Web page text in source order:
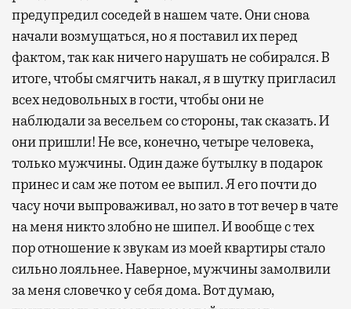
предупредил соседей в нашем чате. Они снова
начали возмущаться, но я поставил их перед
фактом, так как ничего нарушать не собирался. В
итоге, чтобы смягчить накал, я в шутку пригласил
всех недовольных в гости, чтобы они не
наблюдали за весельем со стороны, так сказать. И
они пришли! Не все, конечно, четыре человека,
только мужчины. Один даже бутылку в подарок
принес и сам же потом ее выпил. Я его почти до
часу ночи выпроваживал, но зато в тот вечер в чате
на меня никто злобно не шипел. И вообще с тех
пор отношение к звукам из моей квартиры стало
сильно лояльнее. Наверное, мужчины замолвили
за меня словечко у себя дома. Вот думаю,